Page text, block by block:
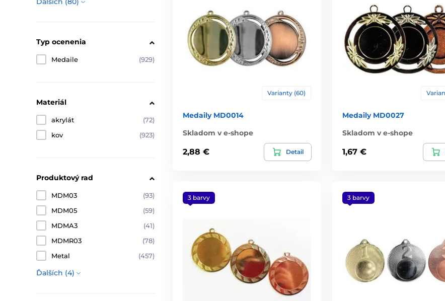
Typ ocenenia
Medaile (929)
Materiál
akrylát
(72)
kov
(923)
Produktový rad
MDM03
(93)
MDM05
(59)
MDMA3
(41)
MDMR03
(78)
Metal
(457)
Ďalších (4)
Varianty (60)
Medaily MD0014
Skladom v e-shope
2,88 € Detail
Medaily MD0027
Skladom v e-shope
1,67 €
3 barvy 3 barvy